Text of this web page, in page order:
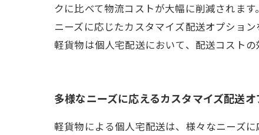
クに比べて物流コストが大幅に削減されま
ニーズに応じたカスタマイズ配送オプショ
軽貨物は個人宅配送において、配送コスト
多様なニーズに応えるカスタマイズ配送
軽貨物による個人宅配送は、様々なニーズ